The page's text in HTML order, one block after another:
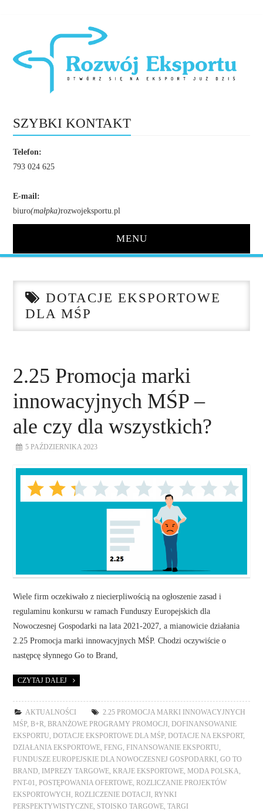
SZYBKI KONTAKT
Telefon:
793 024 625
E-mail:
biuro(małpka)rozwojeksportu.pl
MENU
O NAS
DORADZTWO
PLAN ROZWOJU EKSPORTU
PROEXIO
DOTACJE EKSPORTOWE
DLA MŚP
2.25 Promocja marki
innowacyjnych MŚP –
ale czy dla wszystkich?
5 PAŹDZIERNIKA 2023
Wiele firm oczekiwało z niecierpliwością na ogłoszenie zasad i
regulaminu konkursu w ramach Funduszy Europejskich dla
Nowoczesnej Gospodarki na lata 2021-2027, a mianowicie działania
2.25 Promocja marki innowacyjnych MŚP. Chodzi oczywiście o
następcę słynnego Go to Brand,
CZYTAJ DALEJ
AKTUALNOŚCI
2.25 PROMOCJA MARKI INNOWACYJNYCH
MŚP
B+R BRANŻOWE PROGRAMY PROMOCJI
DOFINANSOWANIE
EKSPORTU
DOTACJE EKSPORTOWE DLA MŚP DOTACJE NA EKSPORT,
DZIAŁANIA EKSPORTOWE
FENG FINANSOWANIE EKSPORTU
FUNDUSZE EUROPEJSKIE DLA NOWOCZESNEJ GOSPODARKI
,GO TO
BRAND
IMPREZY TARGOWE KRAJE EKSPORTOWE MODA POLSKA
PNT-01
POSTĘPOWANIA OFERTOWE
ROZLICZANIE PROJEKTÓW
EKSPORTOWYCH
ROZLICZENIE DOTACJI
RYNKI
PERSPEKTYWISTYCZNE STOISKO TARGOWE ,TARGI